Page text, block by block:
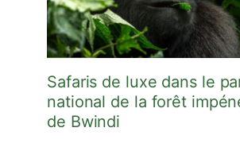
Safaris de luxe dans le
national de la forêt
de Bwindi